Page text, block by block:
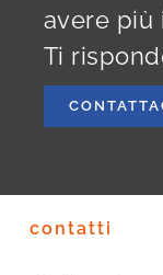
avere più
Ti
contatti